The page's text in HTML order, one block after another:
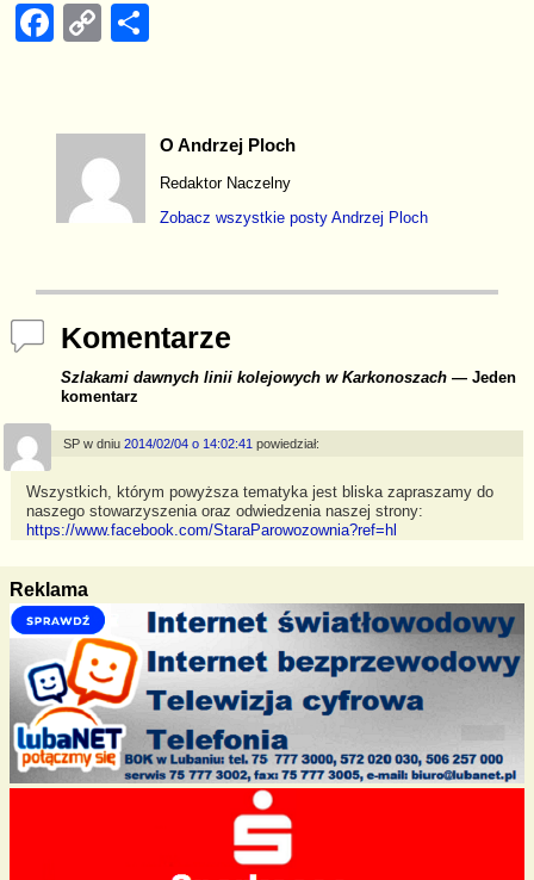
F
e
o
k
C
y
Li
n
e
O Andrzej Ploch
Redaktor Naczelny
Zobacz wszystkie postyAndrzej Ploch
Komentarze
Szlakami dawnych linii kolejowych w Karkonoszach— Jeden
komentarz
SPw dniu 2014/02/04 o 14:02:41 powiedział:
Wszystkich, którym powyższa tematyka jest bliska zapraszamy do
naszego stowarzyszenia oraz odwiedzenia naszej strony:
https://www.facebook.com/StaraParowozownia?ref=hl
Reklama